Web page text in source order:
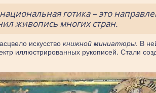
готика – это
живопись многих стран.
искусство книжной миниатюры. В
иллюстрированных рукописей. Стали